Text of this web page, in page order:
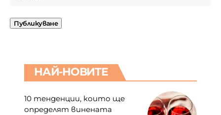
НАЙ-НОВИТЕ
10 тенденции, които ще
определят винената